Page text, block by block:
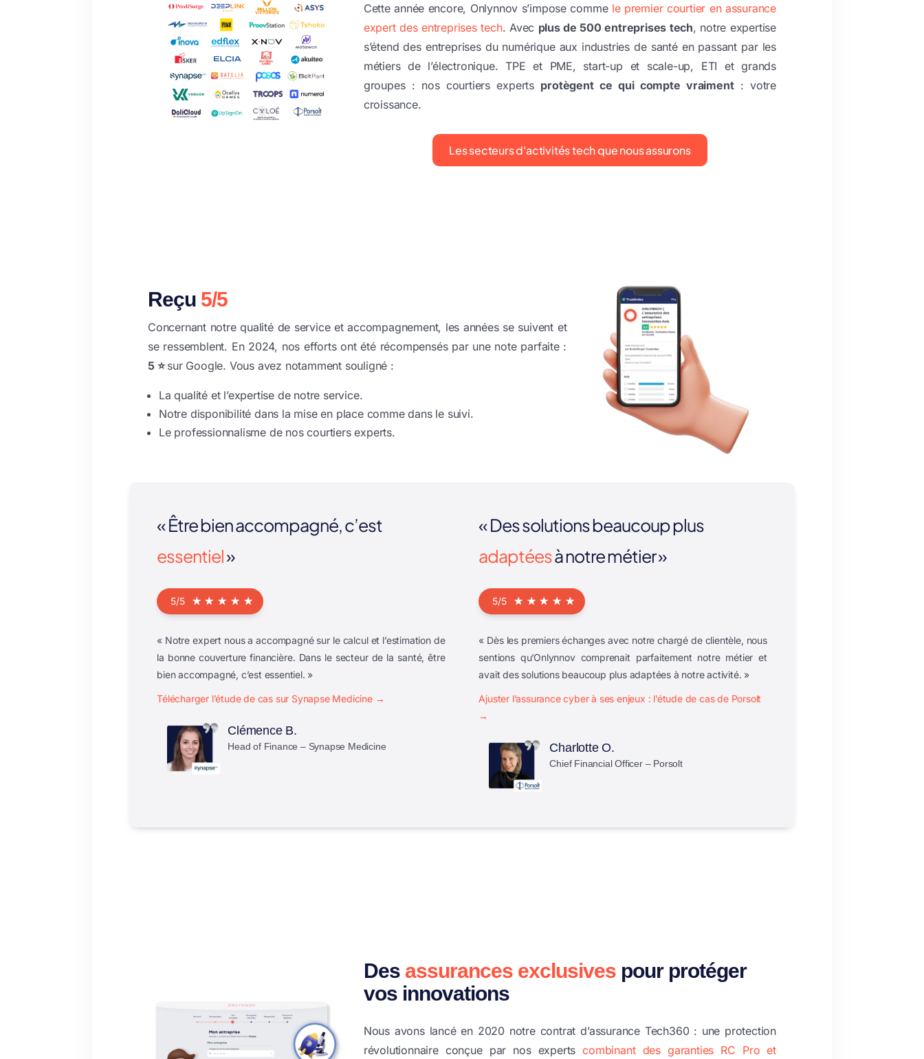
Cette année encore, Onlynnov s’impose comme le premier courtier en assurance
expert des entreprises tech. Avec plus de 500 entreprises tech, notre expertise
s’étend des entreprises du numérique aux industries de santé en passant par les
métiers de l’électronique. TPE et PME, start-up et scale-up, ETI et grands
groupes : nos courtiers experts protègent ce qui compte vraiment: votre
croissance.
Les secteurs d'activités tech que nous assurons
Reçu 5/5
Concernant notre qualité de service et accompagnement, les années se suivent et
se ressemblent. En 2024, nos efforts ont été récompensés par une note parfaite :
5 ⭐sur Google. Vous avez notamment souligné :
La qualité et l’expertise de notre service.
Notre disponibilité dans la mise en place comme dans le suivi.
Le professionnalisme de nos courtiers experts.
« Être bien accompagné, c’est
essentiel»
5/5 ☆ ☆ ☆ ☆ ☆
« Notre expert nous a accompagné sur le calcul et l’estimation de
la bonne couverture financière. Dans le secteur de la santé, être
bien accompagné, c’est essentiel. »
Télécharger l’étude de cas sur Synapse Medicine→
Clémence B.
Head of Finance – Synapse Medicine
« Des solutions beaucoup plus
adaptéesà notre métier »
5/5 ☆ ☆ ☆ ☆ ☆
« Dès les premiers échanges avec notre chargé de clientèle, nous
sentions qu’Onlynnov comprenait parfaitement notre métieret
avait des solutions beaucoup plus adaptées à notre activité. »
Ajuster l’assurance cyber à ses enjeux : l’étude de cas de Porsolt
→
Charlotte O.
Chief Financial Officer – Porsolt
Des assurances exclusivespour protéger
vos innovations
Nous avons lancé en 2020 notre contrat d’assurance Tech360 : une protection
révolutionnaire conçue par nos expertscombinant des garanties RC Pro et